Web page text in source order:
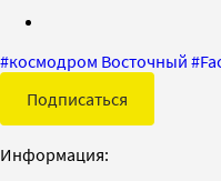
#космодром Восточный #
Подписаться
Информация: